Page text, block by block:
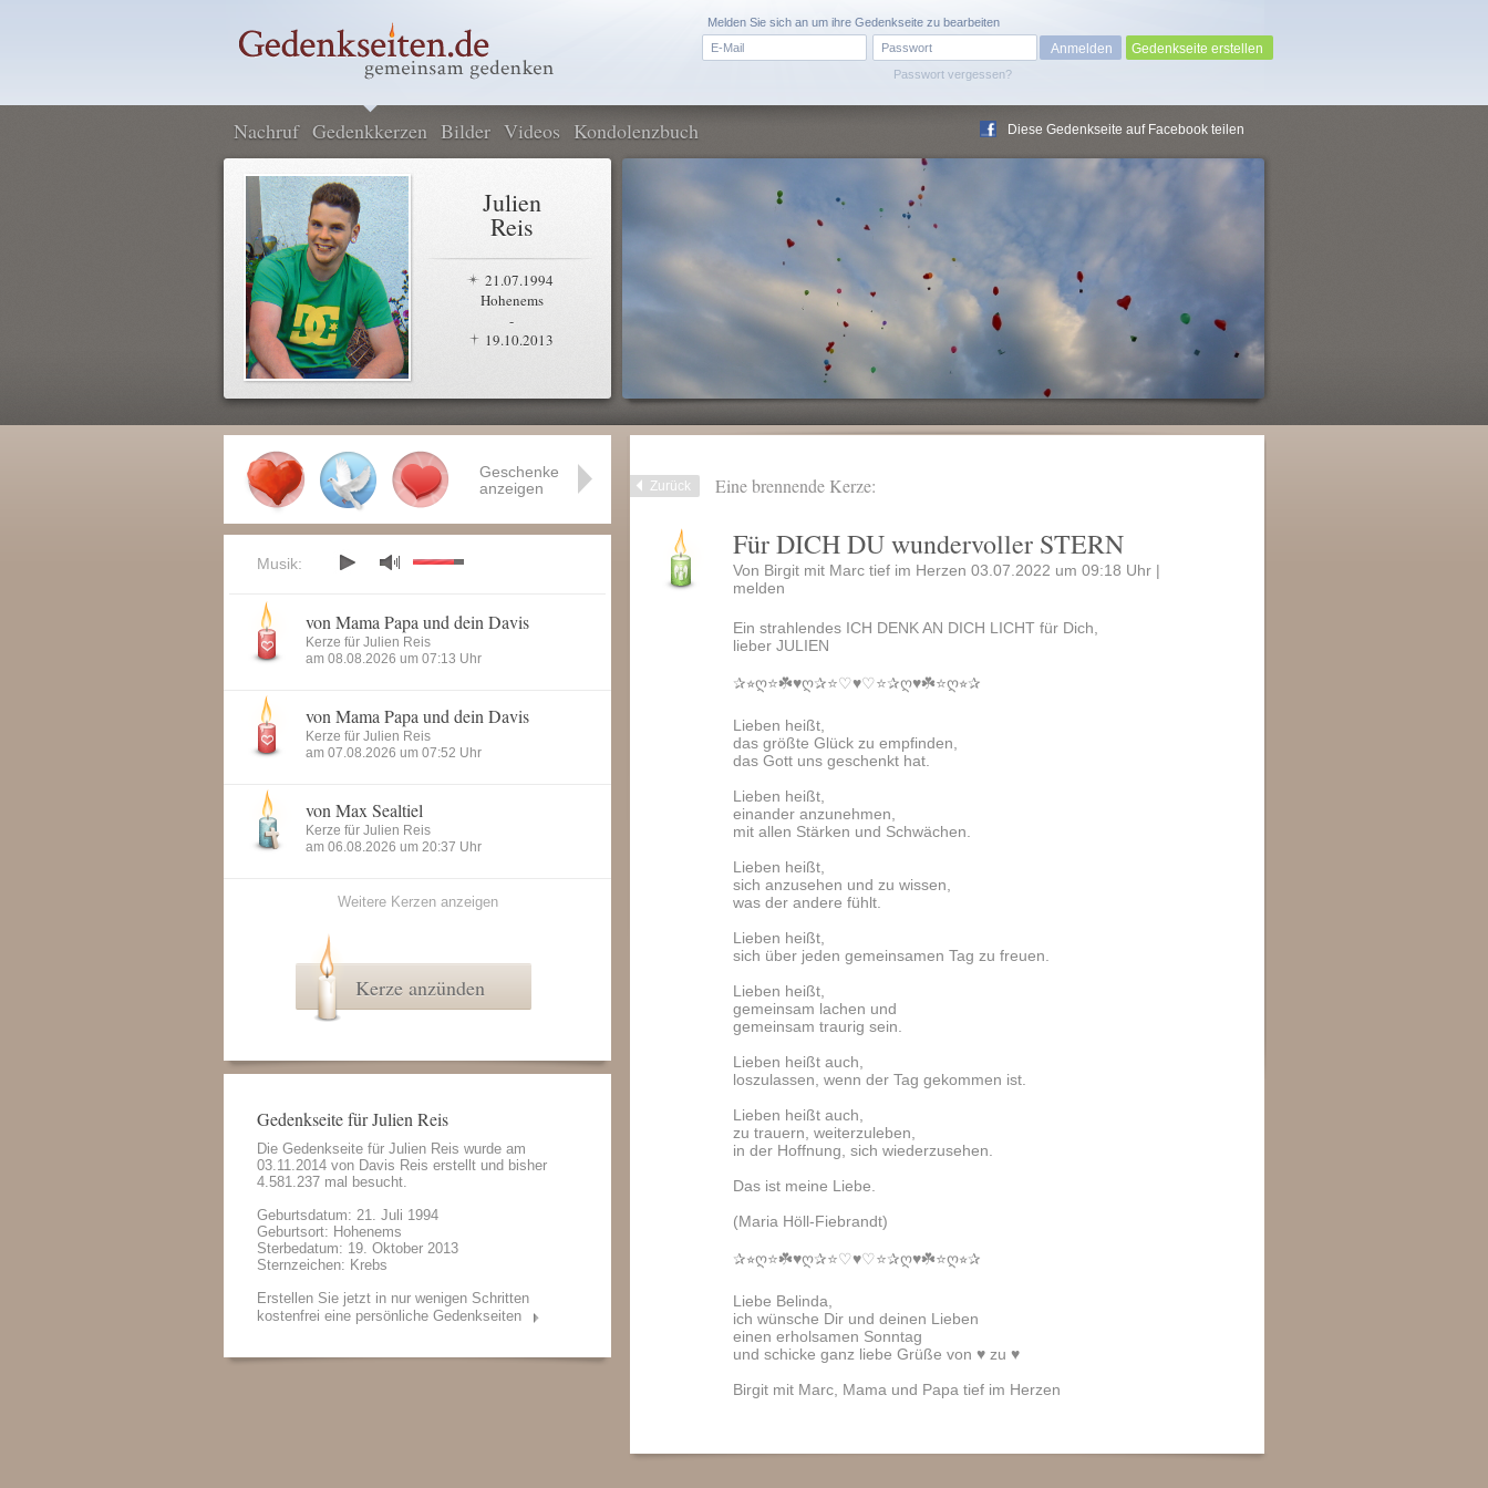
Passwort vergessen?
Melden Sie sich an um ihre Gedenkseite zu bearbeiten
Gedenkseite erstellen
Nachruf Gedenkkerzen Bilder Videos Kondolenzbuch Diese Gedenkseite auf Facebook teilen
Julien
Reis
21.07.1994
Hohenems
-
19.10.2013
Zurück Eine brennende Kerze:
Für DICH DU wundervoller STERN
Von Birgit mit Marc tief im Herzen 03.07.2022 um 09:18 Uhr |
melden
Ein strahlendes ICH DENK AN DICH LICHT für Dich,
lieber JULIEN
✰⭐︎ღ⭐️☘️♥️ღ✰⭐️♡♥️♡⭐️✰ღ♥️☘️⭐️ღ⭐︎✰
Lieben heißt,
das größte Glück zu empfinden,
das Gott uns geschenkt hat.
Lieben heißt,
einander anzunehmen,
mit allen Stärken und Schwächen.
Lieben heißt,
sich anzusehen und zu wissen,
was der andere fühlt.
Lieben heißt,
sich über jeden gemeinsamen Tag zu freuen.
Lieben heißt,
gemeinsam lachen und
gemeinsam traurig sein.
Lieben heißt auch,
loszulassen, wenn der Tag gekommen ist.
Lieben heißt auch,
zu trauern, weiterzuleben,
in der Hoffnung, sich wiederzusehen.
Das ist meine Liebe.
(Maria Höll-Fiebrandt)
✰⭐︎ღ⭐️☘️♥️ღ✰⭐️♡♥️♡⭐️✰ღ♥️☘️⭐️ღ⭐︎✰
Liebe Belinda,
ich wünsche Dir und deinen Lieben
einen erholsamen Sonntag
und schicke ganz liebe Grüße von ♥️ zu ♥️
Birgit mit Marc, Mama und Papa tief im Herzen
Geschenke
anzeigen
Musik:
von Mama Papa und dein Davis
Kerze für Julien Reis
am 08.08.2026 um 07:13 Uhr
von Mama Papa und dein Davis
Kerze für Julien Reis
am 07.08.2026 um 07:52 Uhr
von Max Sealtiel
Kerze für Julien Reis
am 06.08.2026 um 20:37 Uhr
Weitere Kerzen anzeigen
Kerze anzünden
Gedenkseite für Julien Reis
Die Gedenkseite für Julien Reis wurde am
03.11.2014 von Davis Reis erstellt und bisher
4.581.237 mal besucht.
Geburtsdatum: 21. Juli 1994
Geburtsort: Hohenems
Sterbedatum: 19. Oktober 2013
Sternzeichen: Krebs
Erstellen Sie jetzt in nur wenigen Schritten
kostenfrei eine persönliche Gedenkseiten